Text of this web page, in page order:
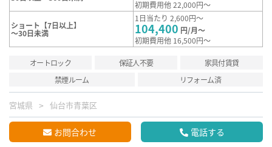
初期費用他 22,000円～
ショート【7日以上】
～30日未満
1日当たり 2,600円～
104,400 円/月～
初期費用他 16,500円～
オートロック 保証人不要
家具付賃貸
禁煙ルーム
リフォーム済
宮城県 仙台市青葉区
お問合わせ 電話する